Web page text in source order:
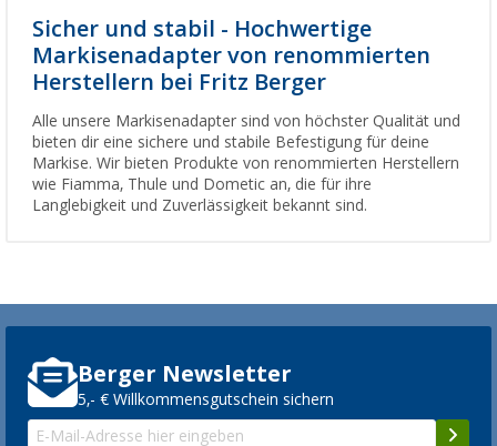
Sicher und stabil - Hochwertige
Markisenadapter von renommierten
Herstellern bei Fritz Berger
Alle unsere Markisenadapter sind von höchster Qualität und
bieten dir eine sichere und stabile Befestigung für deine
Markise. Wir bieten Produkte von renommierten Herstellern
wie Fiamma, Thule und Dometic an, die für ihre
Langlebigkeit und Zuverlässigkeit bekannt sind.
Berger Newsletter
5,- € Willkommensgutschein sichern